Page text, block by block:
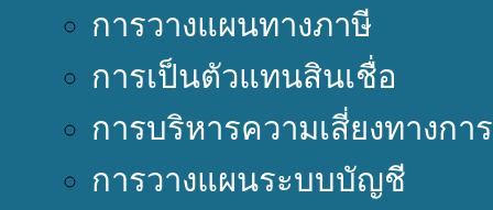
การวางแผนทางภาษี
การเป็นตัวแทนสินเชื่อ
การบริหารความเสี่ยงทางกา
การวางแผนระบบบัญชี